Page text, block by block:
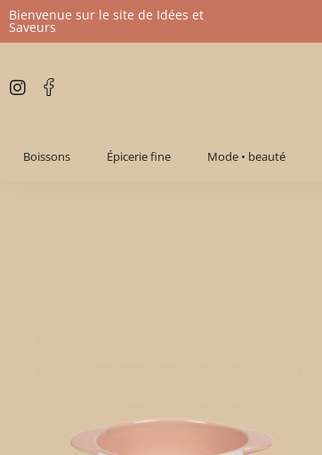
Aller
contenu
Bienvenue sur le site de Idées et
Saveurs
Boissons Épicerie fine Mode • beauté